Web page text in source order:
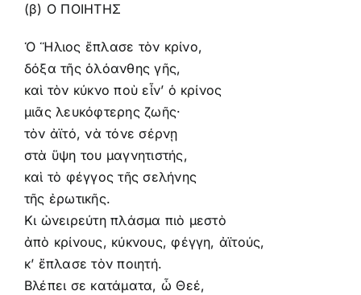
(β) Ο ΠΟΙΗΤΗΣ
Ὁ Ἥλιος ἔπλασε τὸν κρίνο,
δόξα τῆς ὁλόανθης γῆς,
καὶ τὸν κύκνο ποὺ εἶν’ ὁ κρίνος
μιᾶς λευκόφτερης ζωῆς·
τὸν ἀϊτό, νὰ τόνε σέρνῃ
στὰ ὕψη του μαγνητιστής,
καὶ τὸ φέγγος τῆς σελήνης
τῆς ἐρωτικῆς.
Κι ὠνειρεύτη πλάσμα πιὸ μεστὸ
ἀπὸ κρίνους, κύκνους, φέγγη, ἀϊτούς,
κ’ ἔπλασε τὸν ποιητή.
Βλέπει σε κατάματα, ὦ Θεέ,